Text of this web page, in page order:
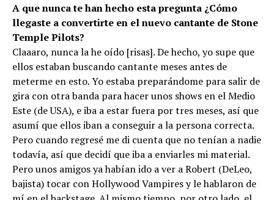
A que nunca te han hecho esta pregunta ¿Cómo
llegaste a convertirte en el nuevo cantante de Stone
Temple Pilots?
Claaaro, nunca la he oído [risas]. De hecho, yo supe que
ellos estaban buscando cantante meses antes de
meterme en esto. Yo estaba preparándome para salir de
gira con otra banda para hacer unos shows en el Medio
Este (de USA), e iba a estar fuera por tres meses, así que
asumí que ellos iban a conseguir a la persona correcta.
Pero cuando regresé me di cuenta que no tenían a nadie
todavía, así que decidí que iba a enviarles mi material.
Pero unos amigos ya habían ido a ver a Robert (DeLeo,
bajista) tocar con Hollywood Vampires y le hablaron de